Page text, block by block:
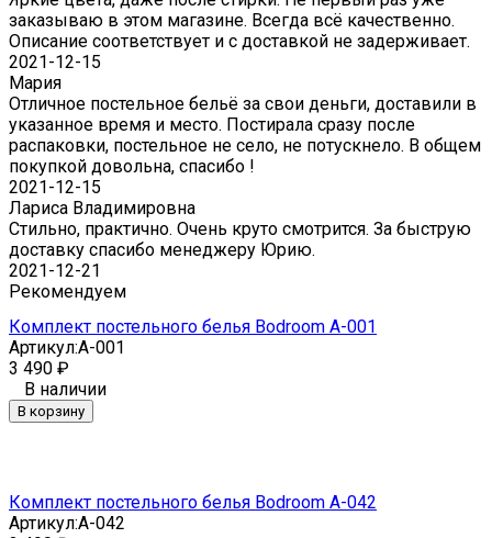
заказываю в этом магазине. Всегда всё качественно.
Описание соответствует и с доставкой не задерживает.
2021-12-15
Мария
Отличное постельное бельё за свои деньги, доставили в
указанное время и место. Постирала сразу после
распаковки, постельное не село, не потускнело. В общем
покупкой довольна, спасибо !
2021-12-15
Лариса Владимировна
Стильно, практично. Очень круто смотрится. За быструю
доставку спасибо менеджеру Юрию.
2021-12-21
Рекомендуем
Комплект постельного белья Bodroom A-001
Артикул:A-001
3 490 ₽
В наличии
В корзину
Комплект постельного белья Bodroom A-042
Артикул:A-042